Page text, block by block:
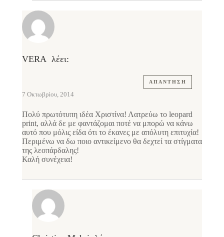
VERA λέει:
ΑΠΆΝΤΗΣΗ
7 Οκτωβρίου, 2014
Πολύ πρωτότυπη ιδέα Χριστίνα! Λατρεύω το leopard
print, αλλά δε με φαντάζομαι ποτέ να μπορώ να κάνω
αυτό που μόλις είδα ότι το έκανες με απόλυτη επιτυχία!
Περιμένω να δω ποιο αντικείμενο θα δεχτεί τα στίγματα
της λεοπάρδαλης!
Καλή συνέχεια!